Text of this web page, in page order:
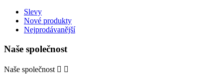
Slevy
Nové produkty
Nejprodávanější
Naše společnost
Naše společnost  